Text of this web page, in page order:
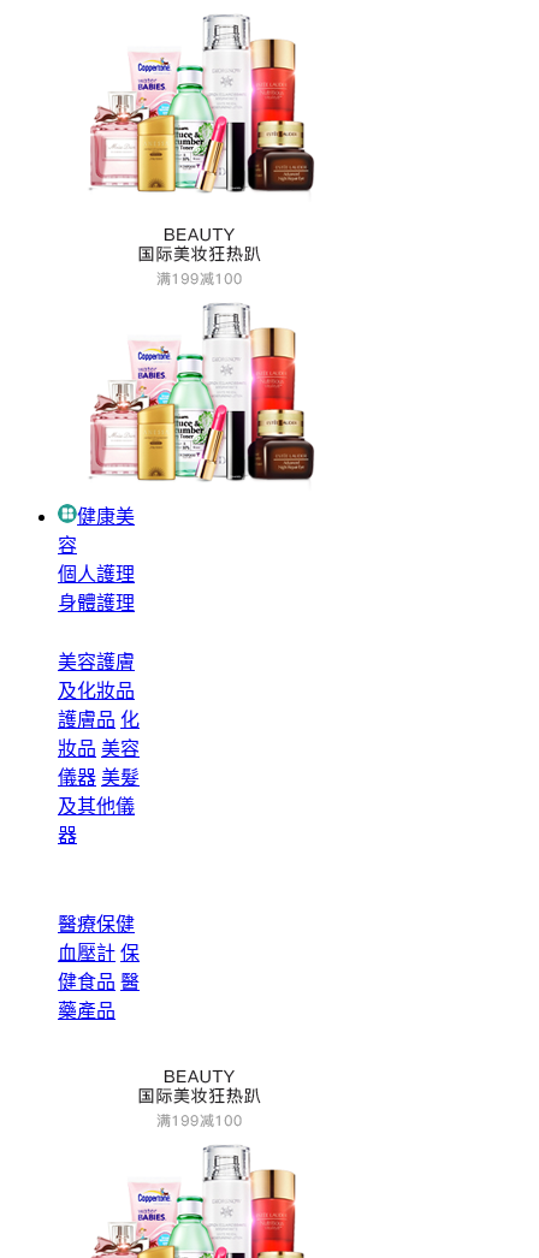
健康美
容
個人護理
身體護理
美容護膚
及化妝品
護膚品 化
妝品 美容
儀器 美髮
及其他儀
器
醫療保健
血壓計 保
健食品 醫
藥產品